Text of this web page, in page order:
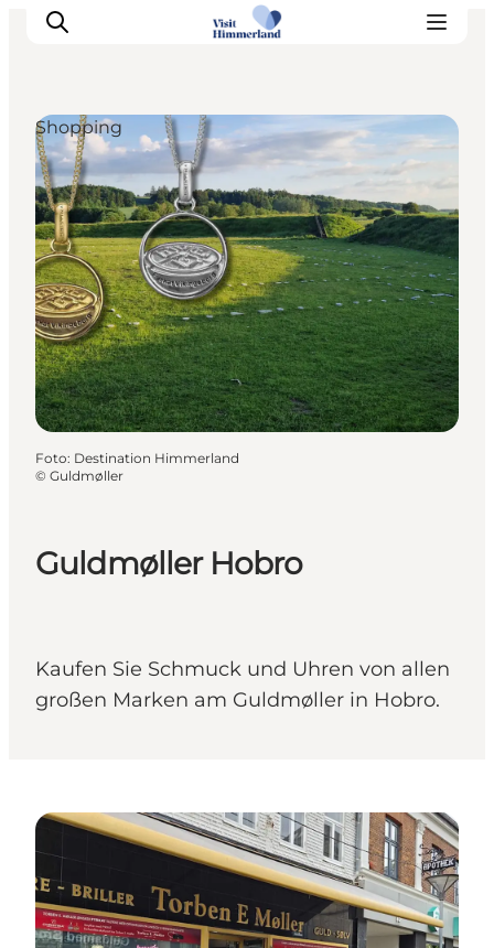
Erlebnisse
Natur
Städte und Orte
Das passiert
Reiseplanung
Praktische Informationen
Guldmøller Hobro
Kaufen Sie Schmuck und Uhren von allen
großen Marken am Guldmøller in Hobro.
Shopping
Foto: Destination Himmerland
© Guldmøller